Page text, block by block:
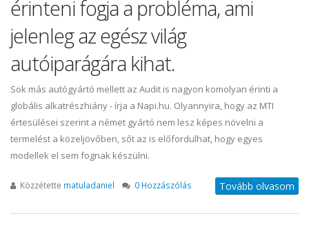
érinteni fogja a probléma, ami
jelenleg az egész világ
autóiparágára kihat.
Sok más autógyártó mellett az Audit is nagyon komolyan érinti a
globális alkatrészhiány - írja a Napi.hu. Olyannyira, hogy az MTI
értesülései szerint a német gyártó nem lesz képes növelni a
termelést a közeljövőben, sőt az is előfordulhat, hogy egyes
modellek el sem fognak készülni.
Közzétette matuladaniel 0 Hozzászólás Tovább olvasom